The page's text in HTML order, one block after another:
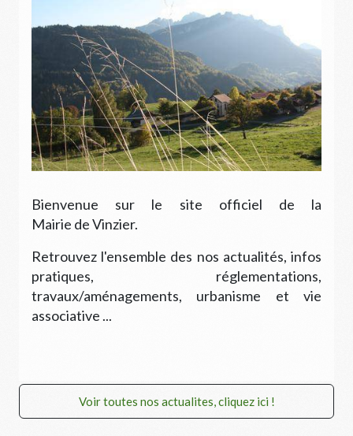
Bienvenue sur le site officiel de la
Mairie de Vinzier.
Retrouvez l'ensemble des nos actualités, infos
pratiques, réglementations,
travaux/aménagements, urbanisme et vie
associative ...
Voir toutes nos actualites, cliquez ici !